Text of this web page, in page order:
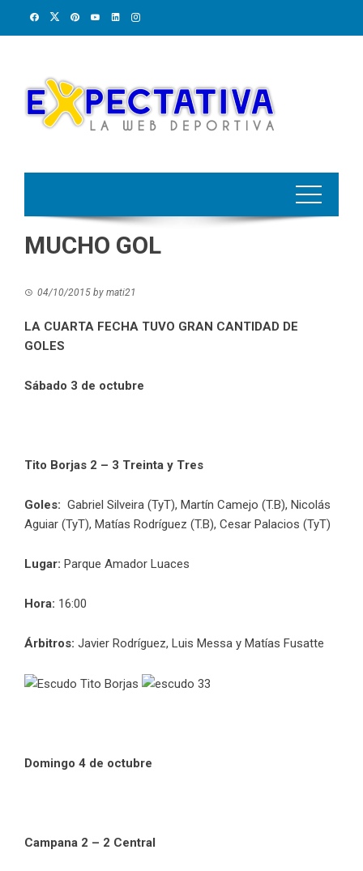
MUCHO GOL
04/10/2015 by mati21
LA CUARTA FECHA TUVO GRAN CANTIDAD DE
GOLES
Sábado 3 de octubre
Tito Borjas 2 – 3 Treinta y Tres
Goles: Gabriel Silveira (TyT), Martín Camejo (T.B), Nicolás
Aguiar (TyT), Matías Rodríguez (T.B), Cesar Palacios (TyT)
Lugar: Parque Amador Luaces
Hora: 16:00
Árbitros: Javier Rodríguez, Luis Messa y Matías Fusatte
Domingo 4 de octubre
Campana 2 – 2 Central